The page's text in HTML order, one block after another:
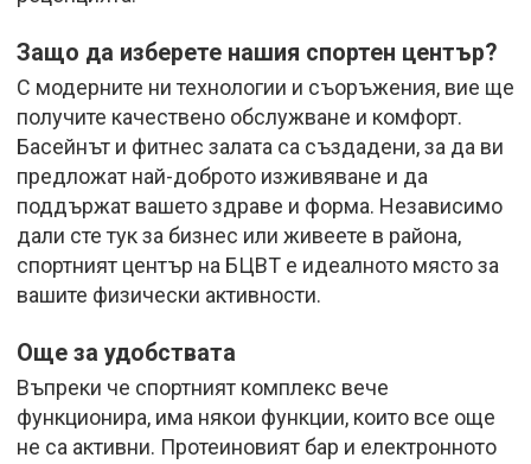
Защо да изберете нашия спортен център?
С модерните ни технологии и съоръжения, вие ще
получите качествено обслужване и комфорт.
Басейнът и фитнес залата са създадени, за да ви
предложат най-доброто изживяване и да
поддържат вашето здраве и форма. Независимо
дали сте тук за бизнес или живеете в района,
спортният център на БЦВТ е идеалното място за
вашите физически активности.
Още за удобствата
Въпреки че спортният комплекс вече
функционира, има някои функции, които все още
не са активни. Протеиновият бар и електронното